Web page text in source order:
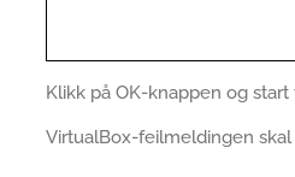
Klikk på OK-knappen og
VirtualBox-feilmeldingen skal